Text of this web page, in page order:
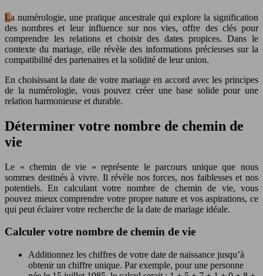
La numérologie, une pratique ancestrale qui explore la signification
des nombres et leur influence sur nos vies, offre des clés pour
comprendre les relations et choisir des dates propices. Dans le
contexte du mariage, elle révèle des informations précieuses sur la
compatibilité des partenaires et la solidité de leur union.
En choisissant la date de votre mariage en accord avec les principes
de la numérologie, vous pouvez créer une base solide pour une
relation harmonieuse et durable.
Déterminer votre nombre de chemin de
vie
Le « chemin de vie » représente le parcours unique que nous
sommes destinés à vivre. Il révèle nos forces, nos faiblesses et nos
potentiels. En calculant votre nombre de chemin de vie, vous
pouvez mieux comprendre votre propre nature et vos aspirations, ce
qui peut éclairer votre recherche de la date de mariage idéale.
Calculer votre nombre de chemin de vie
Additionnez les chiffres de votre date de naissance jusqu’à
obtenir un chiffre unique. Par exemple, pour une personne